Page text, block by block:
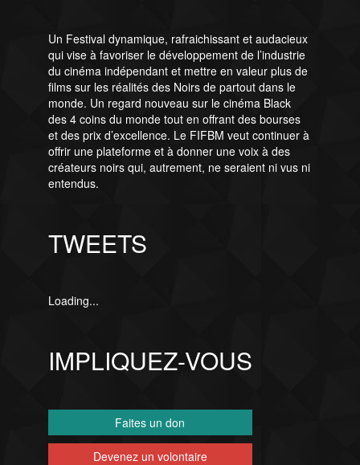
Un Festival dynamique, rafraichissant et audacieux
qui vise à favoriser le développement de l’industrie
du cinéma indépendant et mettre en valeur plus de
films sur les réalités des Noirs de partout dans le
monde. Un regard nouveau sur le cinéma Black
des 4 coins du monde tout en offrant des bourses
et des prix d’excellence. Le FIFBM veut continuer à
offrir une plateforme et à donner une voix à des
créateurs noirs qui, autrement, ne seraient ni vus ni
entendus.
TWEETS
Loading...
IMPLIQUEZ-VOUS
Faites un don
Devenez un volontaire